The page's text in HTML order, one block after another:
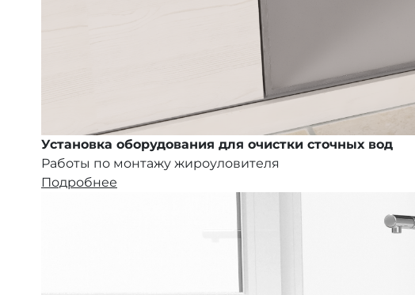
Установка оборудования для очистки сточных вод
Работы по монтажу жироуловителя
Подробнее